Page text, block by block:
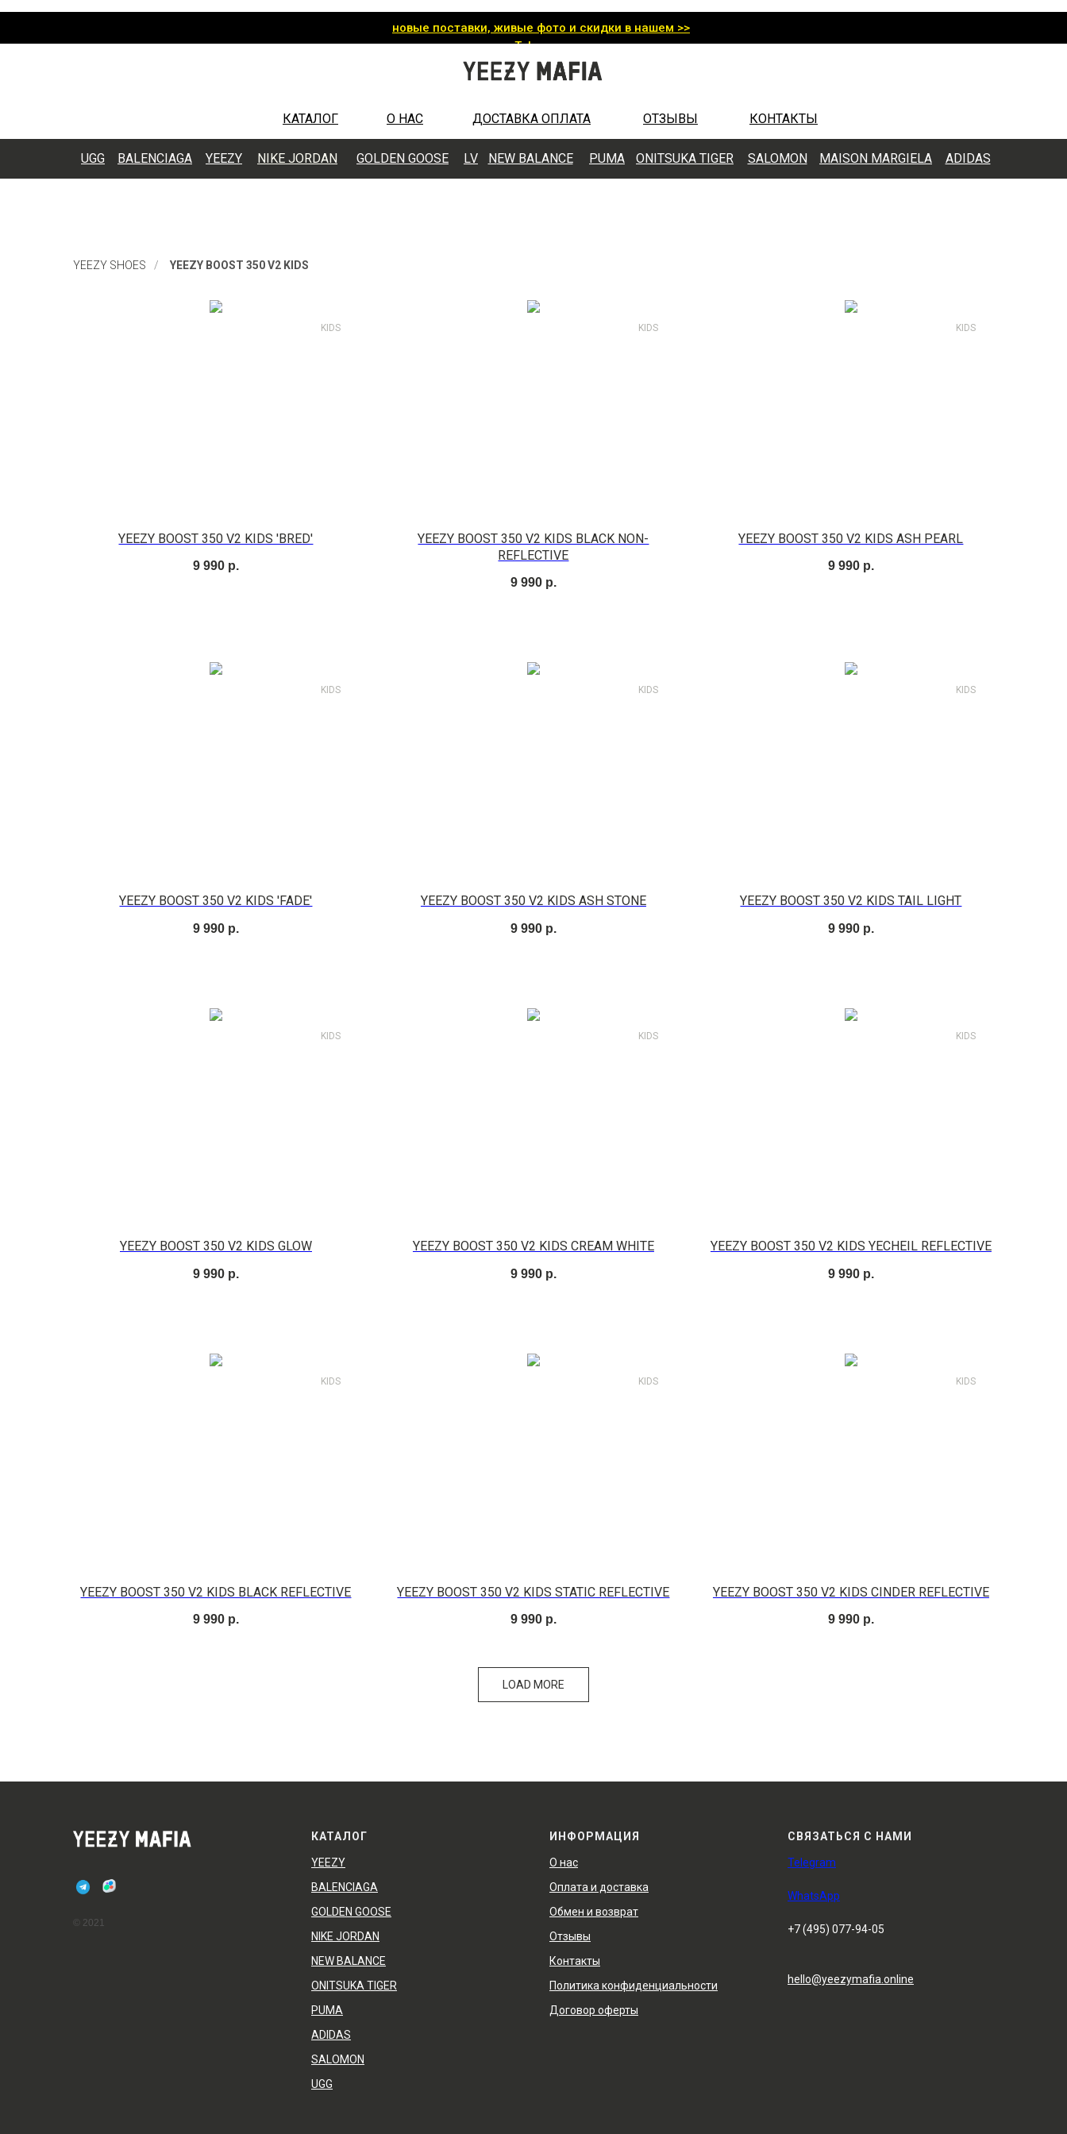
новые поставки, живые фото и скидки в нашем >>
Telegram
КАТАЛОГ О НАС ДОСТАВКА ОПЛАТА ОТЗЫВЫ КОНТАКТЫ
MAISON MARGIELA
YEEZY ONITSUKA TIGER SALOMON ADIDAS
PUMA
NEW BALANCE
GOLDEN GOOSE
NIKE JORDAN LV
UGG BALENCIAGA
YEEZY SHOES / YEEZY BOOST 350 V2 KIDS
KIDS
YEEZY BOOST 350 V2 KIDS 'BRED'
9 990 р.
KIDS
YEEZY BOOST 350 V2 KIDS BLACK NON-
REFLECTIVE
9 990 р.
KIDS
YEEZY BOOST 350 V2 KIDS ASH PEARL
9 990 р.
KIDS
YEEZY BOOST 350 V2 KIDS 'FADE'
9 990 р.
KIDS
YEEZY BOOST 350 V2 KIDS ASH STONE
9 990 р.
KIDS
YEEZY BOOST 350 V2 KIDS TAIL LIGHT
9 990 р.
KIDS
YEEZY BOOST 350 V2 KIDS GLOW
9 990 р.
KIDS
YEEZY BOOST 350 V2 KIDS CREAM WHITE
9 990 р.
KIDS
YEEZY BOOST 350 V2 KIDS YECHEIL REFLECTIVE
9 990 р.
KIDS
YEEZY BOOST 350 V2 KIDS BLACK REFLECTIVE
9 990 р.
KIDS
YEEZY BOOST 350 V2 KIDS STATIC REFLECTIVE
9 990 р.
KIDS
YEEZY BOOST 350 V2 KIDS CINDER REFLECTIVE
9 990 р.
LOAD MORE
© 2021
КАТАЛОГ
YEEZY
BALENCIAGA
GOLDEN GOOSE
NIKE JORDAN
NEW BALANCE
ONITSUKA TIGER
PUMA
ADIDAS
SALOMON
UGG
ИНФОРМАЦИЯ
О нас
Оплата и доставка
Обмен и возврат
Отзывы
Контакты
Политика конфиденциальности
Договор оферты
СВЯЗАТЬСЯ С НАМИ
Telegram
WhatsApp
+7 (495) 077-94-05
hello@yeezymafia.online